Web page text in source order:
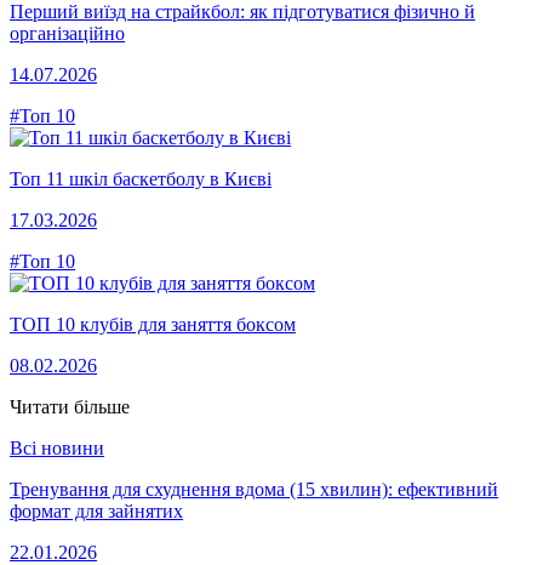
Перший виїзд на страйкбол: як підготуватися фізично й
організаційно
14.07.2026
#Топ 10
Топ 11 шкіл баскетболу в Києві
17.03.2026
#Топ 10
ТОП 10 клубів для заняття боксом
08.02.2026
Читати більше
Всі новини
Тренування для схуднення вдома (15 хвилин): ефективний
формат для зайнятих
22.01.2026